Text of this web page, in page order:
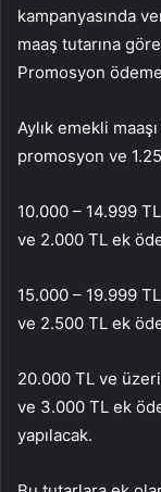
kampanyasında
maaş tutarına
Promosyon
Aylık emekli
promosyon ve
10.000 – 14.999
ve 2.000 TL ek
15.000 – 19.999
ve 2.500 TL ek
20.000 TL ve
ve 3.000 TL ek
yapılacak.